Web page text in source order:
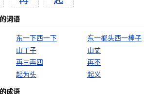
词语
东一下西一下
东一榔头西一棒子
山丁子
山丈
再三再四
再不
起为头 起义
成语